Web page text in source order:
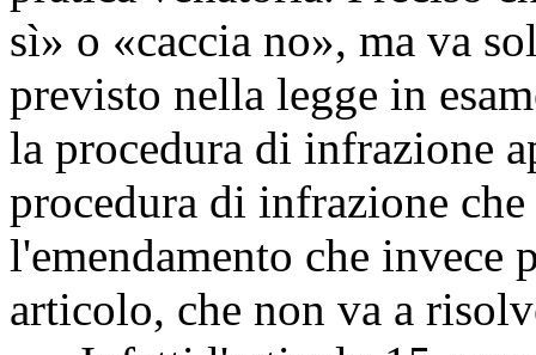
sì» o «caccia no», ma va
previsto nella legge in
la procedura di infrazione
procedura di infrazione che
l'emendamento che invece
articolo, che non va a